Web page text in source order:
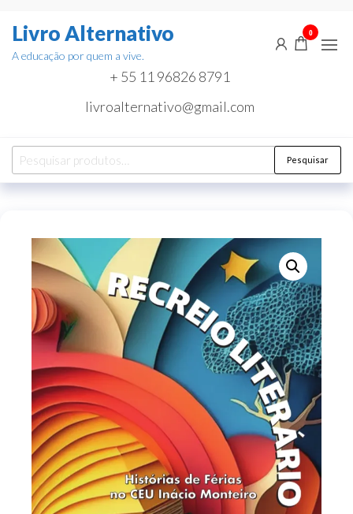
paraLivro Alternativo
A educação por quem a vive.
+ 55 11 96826 8791
livroalternativo@gmail.com
0
Pesquisar
por:
Pesquisar